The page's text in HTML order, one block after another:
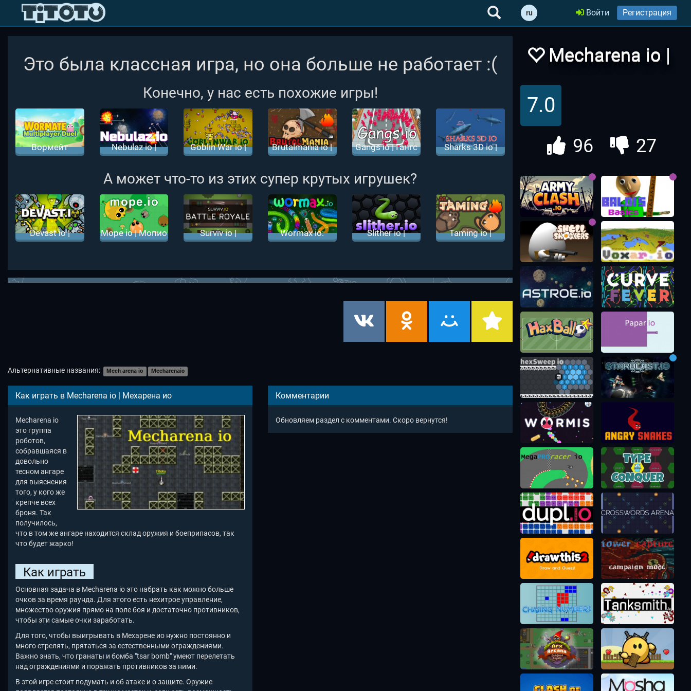
ru Войти Регистрация
Это была классная игра, но она больше не работает :(
Конечно, у нас есть похожие игры!
Вормейт
Nebulaz io |
Goblin War io |
Brutalmania io |
Gangs io | Гангс
Sharks 3D io |
А может что-то из этих супер крутых игрушек?
Devast io |
Mope io | Мопио
Surviv io |
Wormax io:
Slither io |
Taming io |
Альтернативные названия: Mech arena io Mecharenaio
Как играть в Mecharena io | Мехарена ио
Mecharena io
это группа
роботов,
собравшаяся в
довольно
тесном ангаре
для выяснения
того, у кого же
крепче всех
броня. Так
получилось,
что в том же ангаре находится склад оружия и боеприпасов, так
что будет жарко!
Как играть
Основная задача в Mecharena ioэто набрать как можно больше
очков за время раунда. Для этого есть нехитрое управление,
множество оружия прямо на поле боя и достаточно противников,
чтобы эти самые очки заработать.
Для того, чтобы выигрывать в Мехарене ио нужно постоянно и
много стрелять, прятаться за естественными ограждениями.
Важно знать, что гранаты и бомба "tsar bomb" умеют перелетать
над ограждениями и поражать противников за ними.
В этой игре стоит подумать и об атаке и о защите. Оружие
Комментарии
Обновляем раздел с комментами. Скоро вернутся!
Mecharena io |
Мехарена ио
7.0
96 27